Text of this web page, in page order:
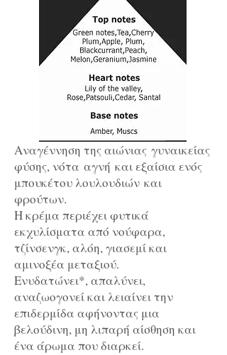
Αναγέννηση της αιώνιας γυναικείας
φύσης, νότα αγνή και εξαίσια ενός
μπουκέτου λουλουδιών και
φρούτων.
Η κρέμα περιέχει φυτικά
εκχυλίσματα από νούφαρα,
τζίνσενγκ, αλόη, γιασεμί και
αμινοξέα μεταξιού.
Ενυδατώνει*, απαλύνει,
αναζωογονεί και λειαίνει την
επιδερμίδα αφήνοντας μια
βελούδινη, μη λιπαρή αίσθηση και
ένα άρωμα που διαρκεί.